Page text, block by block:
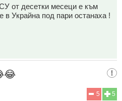
от десетки месеци е към
в Украйна под пари останаха !
5
5